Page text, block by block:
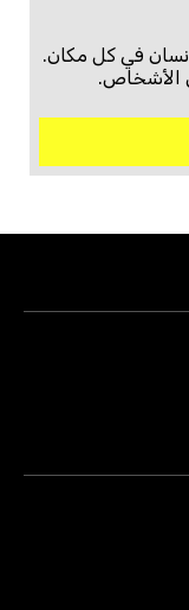
في كل مكان.
الأشخاص.